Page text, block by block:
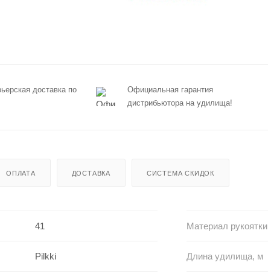
доставка по
Официальная гарантия
дистрибьютора на удилища!
ОПЛАТА ДОСТАВКА СИСТЕМА СКИДОК
41 Материал рукоятки
Pilkki Длина удилища, м